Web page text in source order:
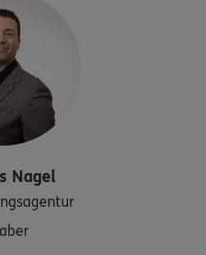
Nagel